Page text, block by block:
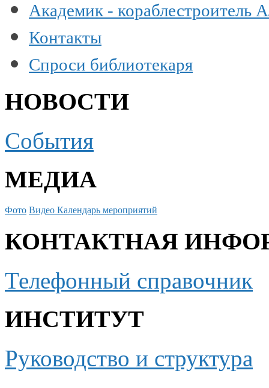
Академик - кораблестроитель
Контакты
Спроси библиотекаря
НОВОСТИ
События
МЕДИА
Фото Видео Календарь мероприятий
КОНТАКТНАЯ
Телефонный справочник
ИНСТИТУТ
Руководство и структура